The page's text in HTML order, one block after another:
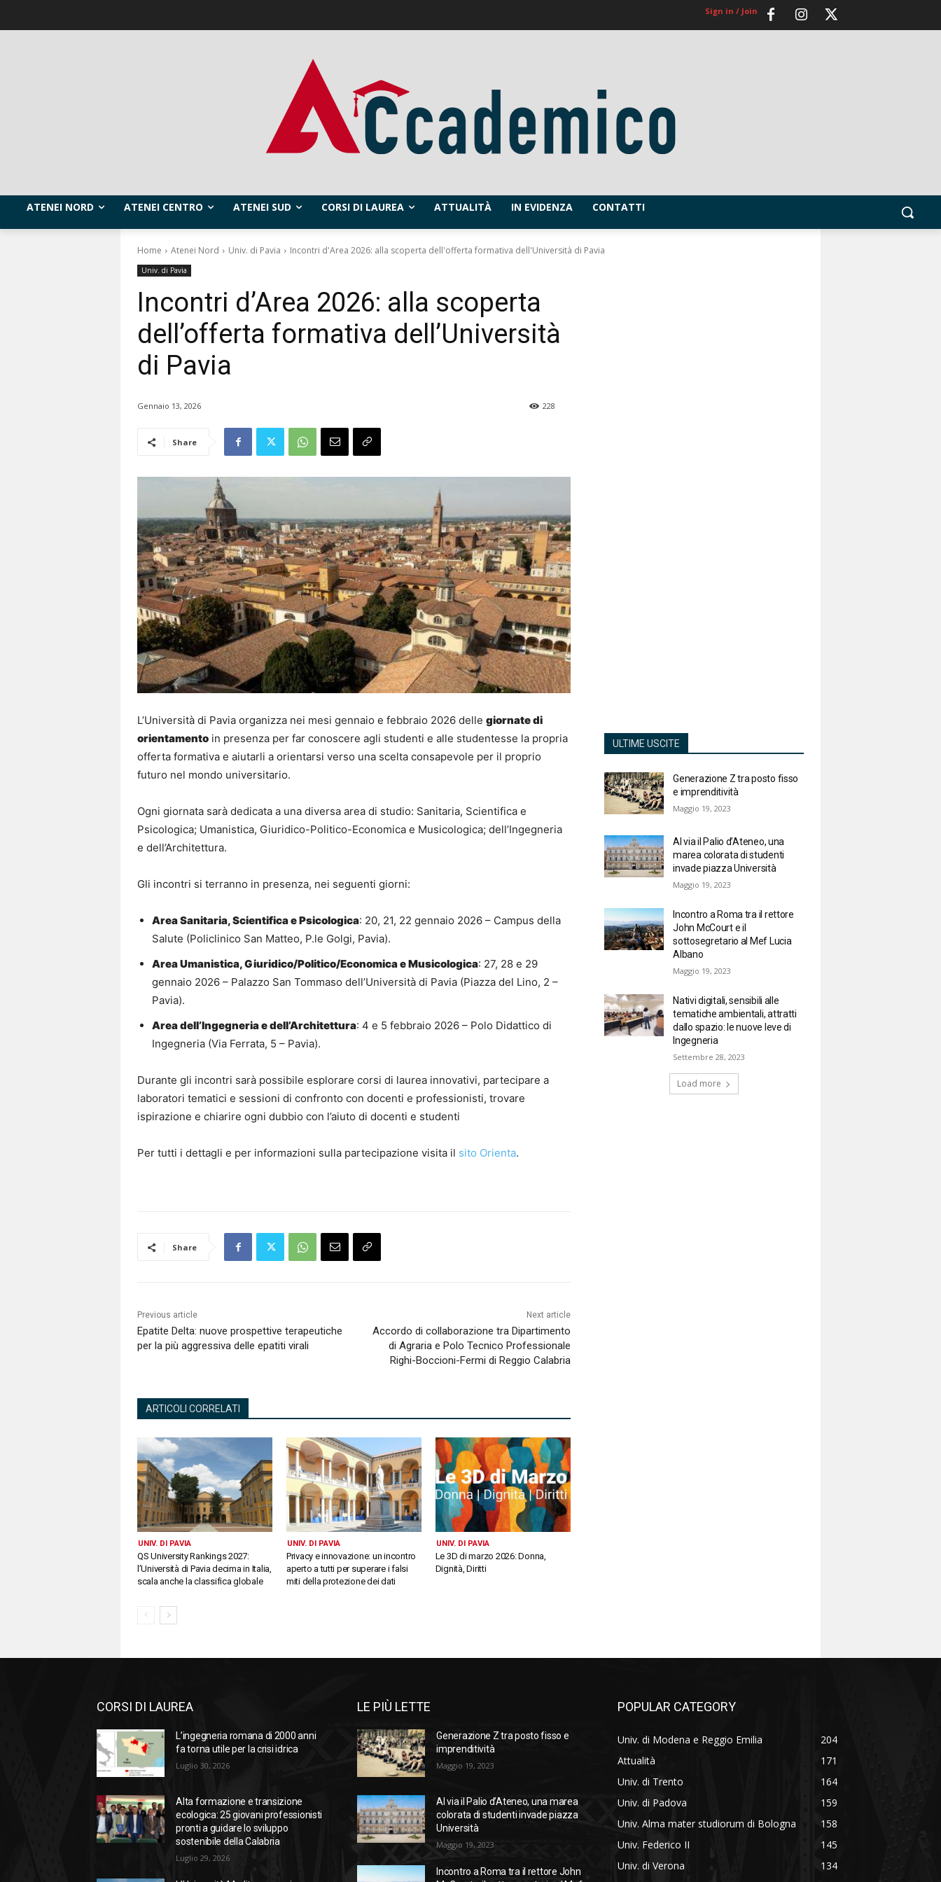
Sign in / Join
ATENEI NORD ATENEI CENTRO ATENEI SUD CORSI DI LAUREA ATTUALITÀ IN EVIDENZA CONTATTI
Home Atenei Nord Univ. di Pavia Incontri d'Area 2026: alla scoperta dell'offerta formativa dell'Università di Pavia
Univ. di Pavia
Incontri d’Area 2026: alla scoperta
dell’offerta formativa dell’Università
di Pavia
Gennaio 13, 2026 228
Share
L’Università di Pavia organizza nei mesi gennaio e febbraio 2026 delle giornate di
orientamento in presenza per far conoscere agli studenti e alle studentesse la propria
offerta formativa e aiutarli a orientarsi verso una scelta consapevole per il proprio
futuro nel mondo universitario.
Ogni giornata sarà dedicata a una diversa area di studio: Sanitaria, Scientifica e
Psicologica; Umanistica, Giuridico-Politico-Economica e Musicologica; dell’Ingegneria
e dell’Architettura.
Gli incontri si terranno in presenza, nei seguenti giorni:
Area Sanitaria, Scientifica e Psicologica: 20, 21, 22 gennaio 2026 – Campus della
Salute (Policlinico San Matteo, P.le Golgi, Pavia).
Area Umanistica, Giuridico/Politico/Economica e Musicologica: 27, 28 e 29
gennaio 2026 – Palazzo San Tommaso dell’Università di Pavia (Piazza del Lino, 2 –
Pavia).
Area dell’Ingegneria e dell’Architettura: 4 e 5 febbraio 2026 – Polo Didattico di
Ingegneria (Via Ferrata, 5 – Pavia).
Durante gli incontri sarà possibile esplorare corsi di laurea innovativi, partecipare a
laboratori tematici e sessioni di confronto con docenti e professionisti, trovare
ispirazione e chiarire ogni dubbio con l’aiuto di docenti e studenti
Per tutti i dettagli e per informazioni sulla partecipazione visita il sito Orienta.
Share
Previous article
Epatite Delta: nuove prospettive terapeutiche
per la più aggressiva delle epatiti virali
Next article
Accordo di collaborazione tra Dipartimento
di Agraria e Polo Tecnico Professionale
Righi-Boccioni-Fermi di Reggio Calabria
ARTICOLI CORRELATI
UNIV. DI PAVIA
QS University Rankings 2027:
l’Università di Pavia decima in Italia,
scala anche la classifica globale
UNIV. DI PAVIA
Privacy e innovazione: un incontro
aperto a tutti per superare i falsi
miti della protezione dei dati
UNIV. DI PAVIA
Le 3D di marzo 2026: Donna,
Dignità, Diritti
ULTIME USCITE
Generazione Z tra posto fisso
e imprenditività
Maggio 19, 2023
Al via il Palio d’Ateneo, una
marea colorata di studenti
invade piazza Università
Maggio 19, 2023
Incontro a Roma tra il rettore
John McCourt e il
sottosegretario al Mef Lucia
Albano
Maggio 19, 2023
Nativi digitali, sensibili alle
tematiche ambientali, attratti
dallo spazio: le nuove leve di
Ingegneria
Settembre 28, 2023
Load more
CORSI DI LAUREA
L’ingegneria romana di 2000 anni
fa torna utile per la crisi idrica
Luglio 30, 2026
Alta formazione e transizione
ecologica: 25 giovani professionisti
pronti a guidare lo sviluppo
sostenibile della Calabria
Luglio 29, 2026
LE PIÙ LETTE
Generazione Z tra posto fisso e
imprenditività
Maggio 19, 2023
Al via il Palio d’Ateneo, una marea
colorata di studenti invade piazza
Università
Maggio 19, 2023
Incontro a Roma tra il rettore John
POPULAR CATEGORY
Univ. di Modena e Reggio Emilia
204
Attualità
171
Univ. di Trento
164
Univ. di Padova
159
Univ. Alma mater studiorum di Bologna
158
Univ. Federico II
145
Univ. di Verona
134